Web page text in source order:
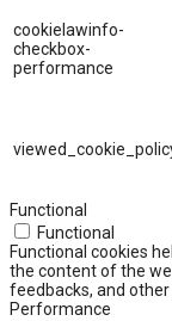
cookielawinfo-
checkbox-
performance
Functional
Functional
Functional cookies
the content of the
feedbacks, and
Performance